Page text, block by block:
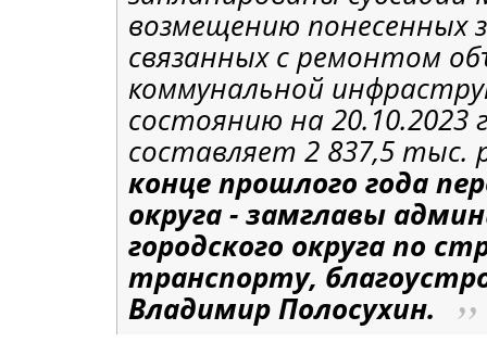
возмещению понесенных
связанных с ремонтом
коммунальной
состоянию на 20.10.2023
составляет 2 837,5 тыс.
конце прошлого года
округа - замглавы
городского округа по
транспорту,
Владимир Полосухин.